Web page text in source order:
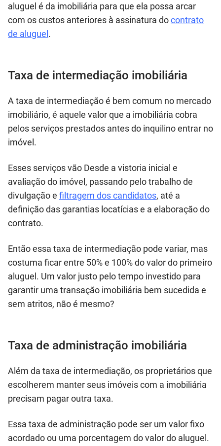
aluguel é da imobiliária para que ela possa arcar
com os custos anteriores à assinatura docontrato
de aluguel .
Taxa de intermediação imobiliária
A taxa de intermediação é bem comum no mercado
imobiliário, é aquele valor que a imobiliária cobra
pelos serviços prestados antes do inquilino entrar no
imóvel.
Esses serviços vão Desde a vistoria inicial e
avaliação do imóvel, passando pelo trabalho de
divulgação e filtragem dos candidatos, até a
definição das garantias locatícias e a elaboração do
contrato.
Então essa taxa de intermediação pode variar, mas
costuma ficar entre 50% e 100% do valor do primeiro
aluguel. Um valor justo pelo tempo investido para
garantir uma transação imobiliária bem sucedida e
sem atritos, não é mesmo?
Taxa de administração imobiliária
Além da taxa de intermediação, os proprietários que
escolherem manter seus imóveis com a imobiliária
precisam pagar outra taxa.
Essa taxa de administração pode ser um valor fixo
acordado ou uma porcentagem do valor do aluguel.